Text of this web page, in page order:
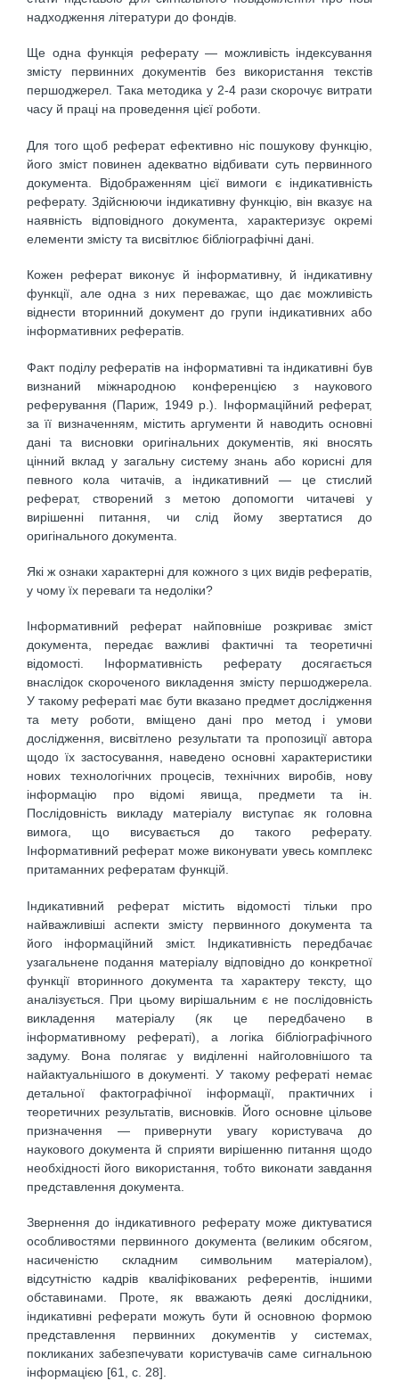
надходження літератури до фондів.
Ще одна функція реферату — можливість індексування
змісту первинних документів без використання текстів
першоджерел. Така методика у 2-4 рази скорочує витрати
часу й праці на проведення цієї роботи.
Для того щоб реферат ефективно ніс пошукову функцію,
його зміст повинен адекватно відбивати суть первинного
документа. Відображенням цієї вимоги є індикативність
реферату. Здійснюючи індикативну функцію, він вказує на
наявність відповідного документа, характеризує окремі
елементи змісту та висвітлює бібліографічні дані.
Кожен реферат виконує й інформативну, й індикативну
функції, але одна з них переважає, що дає можливість
віднести вторинний документ до групи індикативних або
інформативних рефератів.
Факт поділу рефератів на інформативні та індикативні був
визнаний міжнародною конференцією з наукового
реферування (Париж, 1949 р.). Інформаційний реферат,
за її визначенням, містить аргументи й наводить основні
дані та висновки оригінальних документів, які вносять
цінний вклад у загальну систему знань або корисні для
певного кола читачів, а індикативний — це стислий
реферат, створений з метою допомогти читачеві у
вирішенні питання, чи слід йому звертатися до
оригінального документа.
Які ж ознаки характерні для кожного з цих видів рефератів,
у чому їх переваги та недоліки?
Інформативний реферат найповніше розкриває зміст
документа, передає важливі фактичні та теоретичні
відомості. Інформативність реферату досягається
внаслідок скороченого викладення змісту першоджерела.
У такому рефераті має бути вказано предмет дослідження
та мету роботи, вміщено дані про метод і умови
дослідження, висвітлено результати та пропозиції автора
щодо їх застосування, наведено основні характеристики
нових технологічних процесів, технічних виробів, нову
інформацію про відомі явища, предмети та ін.
Послідовність викладу матеріалу виступає як головна
вимога, що висувається до такого реферату.
Інформативний реферат може виконувати увесь комплекс
притаманних рефератам функцій.
Індикативний реферат містить відомості тільки про
найважливіші аспекти змісту первинного документа та
його інформаційний зміст. Індикативність передбачає
узагальнене подання матеріалу відповідно до конкретної
функції вторинного документа та характеру тексту, що
аналізується. При цьому вирішальним є не послідовність
викладення матеріалу (як це передбачено в
інформативному рефераті), а логіка бібліографічного
задуму. Вона полягає у виділенні найголовнішого та
найактуальнішого в документі. У такому рефераті немає
детальної фактографічної інформації, практичних і
теоретичних результатів, висновків. Його основне цільове
призначення — привернути увагу користувача до
наукового документа й сприяти вирішенню питання щодо
необхідності його використання, тобто виконати завдання
представлення документа.
Звернення до індикативного реферату може диктуватися
особливостями первинного документа (великим обсягом,
насиченістю складним символьним матеріалом),
відсутністю кадрів кваліфікованих референтів, іншими
обставинами. Проте, як вважають деякі дослідники,
індикативні реферати можуть бути й основною формою
представлення первинних документів у системах,
покликаних забезпечувати користувачів саме сигнальною
інформацією [61, с. 28].